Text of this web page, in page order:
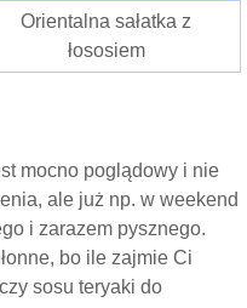
Orientalna sałatka z
łososiem
mocno poglądowy i nie
ale już np. w weekend
i zarazem pysznego.
bo ile zajmie Ci
sosu teryaki do